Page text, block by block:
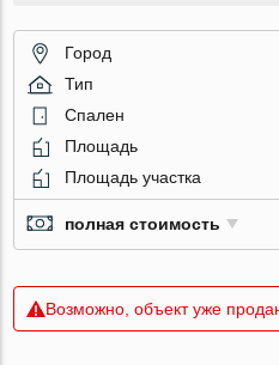
Город
Тип
Спален
Площадь
Площадь участка
полная стоимость
Возможно, объект уже